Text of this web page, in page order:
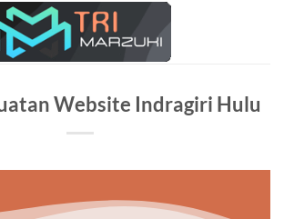
Website Indragiri Hulu